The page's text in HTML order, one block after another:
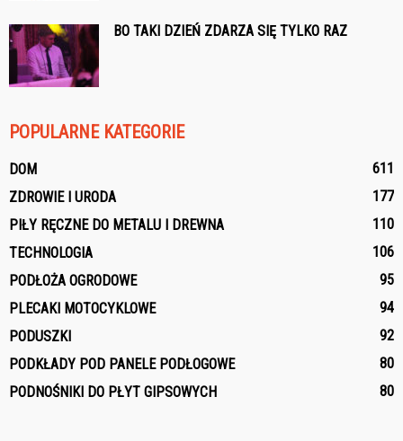
BO TAKI DZIEŃ ZDARZA SIĘ TYLKO RAZ
POPULARNE KATEGORIE
DOM
611
ZDROWIE I URODA
177
PIŁY RĘCZNE DO METALU I DREWNA
110
TECHNOLOGIA
106
PODŁOŻA OGRODOWE
95
PLECAKI MOTOCYKLOWE
94
PODUSZKI
92
PODKŁADY POD PANELE PODŁOGOWE
80
PODNOŚNIKI DO PŁYT GIPSOWYCH
80